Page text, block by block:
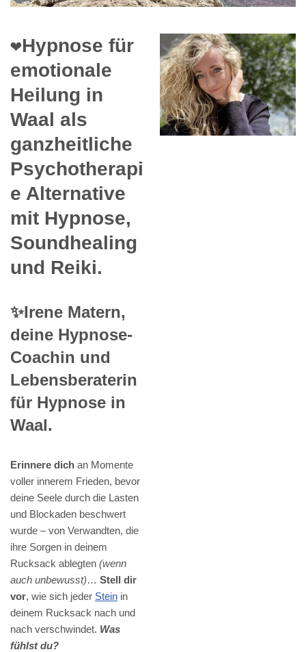
❤️Hypnose für
emotionale
Heilung in
Waal als
ganzheitliche
Psychotherapi
e Alternative
mit Hypnose,
Soundhealing
und Reiki.
✨Irene Matern,
deine Hypnose-
Coachin und
Lebensberaterin
für Hypnose in
Waal.
Erinnere dich an Momente
voller innerem Frieden, bevor
deine Seele durch die Lasten
und Blockaden beschwert
wurde – von Verwandten, die
ihre Sorgen in deinem
Rucksack ablegten (wenn
auch unbewusst)… Stell dir
vor, wie sich jeder Stein in
deinem Rucksack nach und
nach verschwindet. Was
fühlst du?